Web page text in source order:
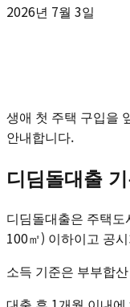
2026년 7월 3일
생애 첫 주택 구입을
안내합니다.
디딤돌대출
디딤돌대출은 주택
100㎡) 이하이고 공
소득 기준은 부부합